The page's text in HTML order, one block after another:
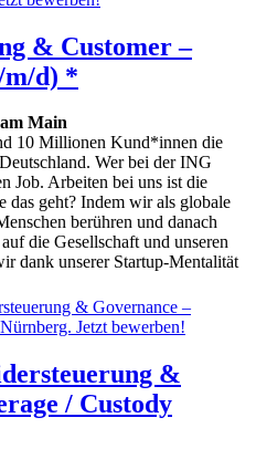
& Customer –
m/d) *
Main
10 Millionen Kund*innen die
Wer bei der ING
Job. Arbeiten bei uns ist die
das geht? Indem wir als globale
berühren und danach
die Gesellschaft und unseren
dank unserer Startup-Mentalität
&
/ Custody